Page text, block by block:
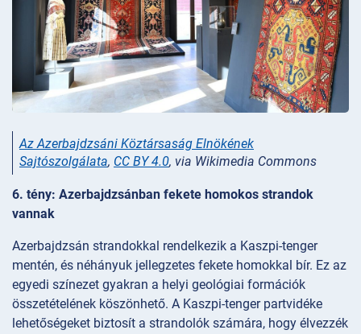
Az Azerbajdzsáni Köztársaság Elnökének
Sajtószolgálata, CC BY 4.0, via Wikimedia Commons
6. tény: Azerbajdzsánban fekete homokos strandok
vannak
Azerbajdzsán strandokkal rendelkezik a Kaszpi-tenger
mentén, és néhányuk jellegzetes fekete homokkal bír. Ez az
egyedi színezet gyakran a helyi geológiai formációk
összetételének köszönhető. A Kaszpi-tenger partvidéke
lehetőségeket biztosít a strandolók számára, hogy élvezzék